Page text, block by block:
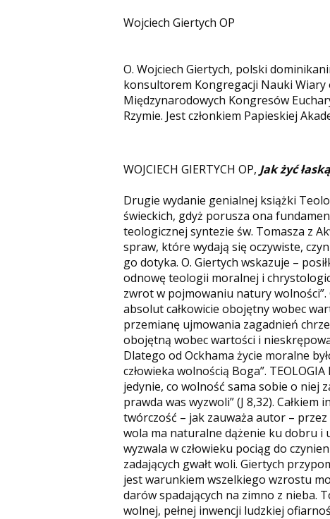
Wojciech Giertych OP
O. Wojciech Giertych, polski
konsultorem Kongregacji Nauki Wiary
Międzynarodowych Kongresów
Rzymie. Jest członkiem Papieskiej
WOJCIECH GIERTYCH OP, Jak żyć
Drugie wydanie genialnej książki
świeckich, gdyż porusza ona
teologicznej syntezie św. Tomasza z
spraw, które wydają się oczywiste,
go dotyka. O. Giertych wskazuje –
odnowę teologii moralnej i
zwrot w pojmowaniu natury wolności”.
absolut całkowicie obojętny wobec
przemianę ujmowania zagadnień
obojętną wobec wartości i
Dlatego od Ockhama życie moralne
człowieka wolnością Boga”.
jedynie, co wolność sama sobie o niej
prawda was wyzwoli” (J 8,32).
twórczość – jak zauważa autor –
wola ma naturalne dążenie ku dobru i
wyzwala w człowieku pociąg do
zadających gwałt woli. Giertych
jest warunkiem wszelkiego wzrostu
darów spadających na zimno z nieba.
wolnej, pełnej inwencji ludzkiej